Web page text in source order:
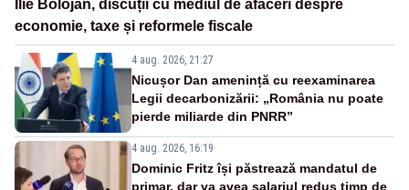
Ilie Bolojan, discuții cu mediul de afaceri despre
economie, taxe și reformele fiscale
4 aug. 2026, 21:27
Nicușor Dan amenință cu reexaminarea
Legii decarbonizării: „România nu poate
pierde miliarde din PNRR”
4 aug. 2026, 16:19
Dominic Fritz își păstrează mandatul de
primar, dar va avea salariul redus timp de